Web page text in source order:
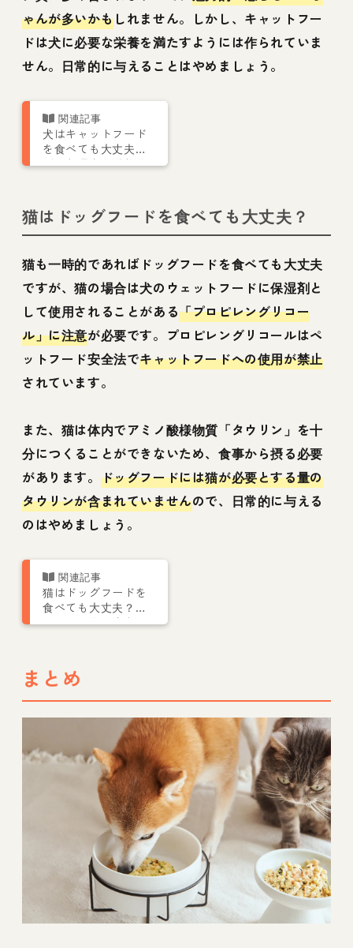
ゃんが多いかもしれません。しかし、キャットフー
ドは犬に必要な栄養を満たすようには作られていま
せん。日常的に与えることはやめましょう。
犬はキャットフード
を食べても大丈夫？
ダメな理由を栄養管
猫はドッグフードを食べても大丈夫？
猫も一時的であればドッグフードを食べても大丈夫
ですが、猫の場合は犬のウェットフードに保湿剤と
して使用されることがある「プロピレングリコー
ル」に注意が必要です。プロピレングリコールはペ
ットフード安全法でキャットフードへの使用が禁止
されています。
また、猫は体内でアミノ酸様物質「タウリン」を十
分につくることができないため、食事から摂る必要
があります。 ドッグフードには猫が必要とする量の
タウリンが含まれていませんので、日常的に与える
のはやめましょう。
猫はドッグフードを
食べても大丈夫？タ
ウリン不足に注意
まとめ